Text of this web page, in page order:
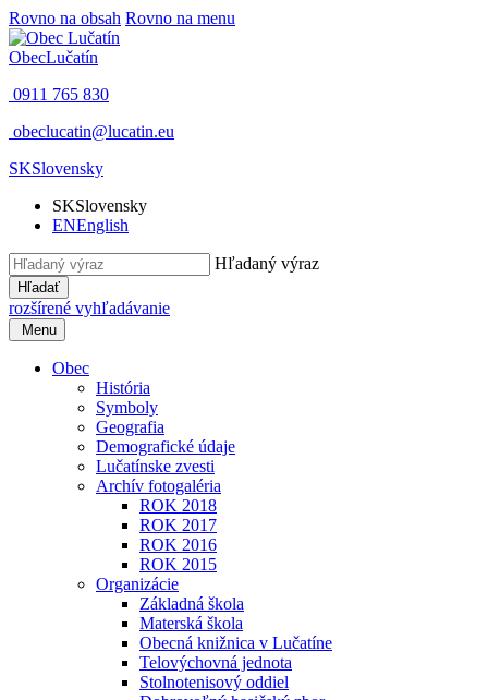
Rovno na obsah Rovno na menu
ObecLučatín
0911 765 830
obeclucatin@lucatin.eu
SKSlovensky
SKSlovensky
ENEnglish
Hľadaný výraz
Hľadať
rozšírené vyhľadávanie
Menu
Obec
História
Symboly
Geografia
Demografické údaje
Lučatínske zvesti
Archív fotogaléria
ROK 2018
ROK 2017
ROK 2016
ROK 2015
Organizácie
Základná škola
Materská škola
Obecná knižnica v Lučatíne
Telovýchovná jednota
Stolnotenisový oddiel